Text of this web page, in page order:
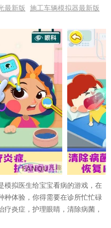
最新版
施工车辆模拟器最新版
模拟医生给宝宝看病的游戏，在
种体验，你得需要在诊所忙忙碌
炎症，护理眼睛，清除病菌，